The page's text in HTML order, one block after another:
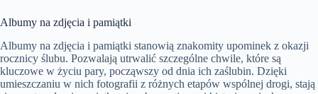
Albumy na zdjęcia i pamiątki
Albumy na zdjęcia i pamiątki stanowią znakomity upominek z okazji
rocznicy ślubu. Pozwalają utrwalić szczególne chwile, które są
kluczowe w życiu pary, począwszy od dnia ich zaślubin. Dzięki
umieszczaniu w nich fotografii z różnych etapów wspólnej drogi, stają